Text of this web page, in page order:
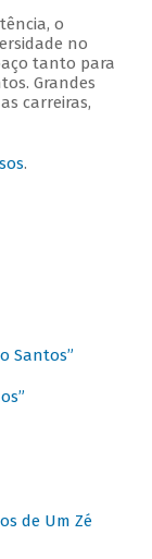
o
no
tanto para
Grandes
carreiras,
.
Santos”
de Um Zé